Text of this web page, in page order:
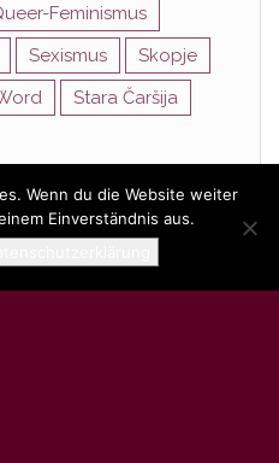
Feminismus
Sexismus
Skopje
Stara Čaršija
|Theme:Head Blog
Wenn du die Website weiter
Einverständnis aus.